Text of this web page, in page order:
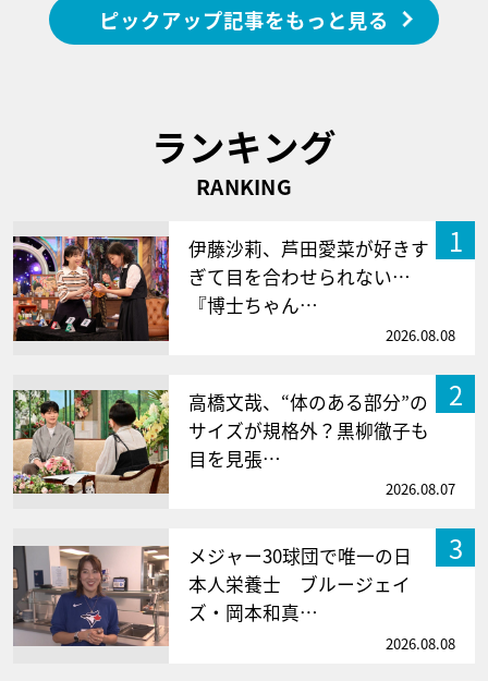
ピックアップ記事をもっと見る
ランキング
RANKING
1
伊藤沙莉、芦田愛菜が好きす
ぎて目を合わせられない…
『博士ちゃん…
2026.08.08
2
高橋文哉、“体のある部分”の
サイズが規格外？黒柳徹子も
目を見張…
2026.08.07
3
メジャー30球団で唯一の日
本人栄養士 ブルージェイ
ズ・岡本和真…
2026.08.08